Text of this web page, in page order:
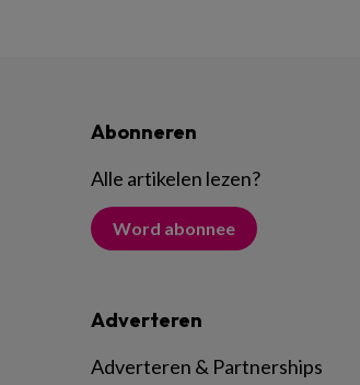
Abonneren
Alle artikelen lezen?
Word abonnee
Adverteren
Adverteren & Partnerships